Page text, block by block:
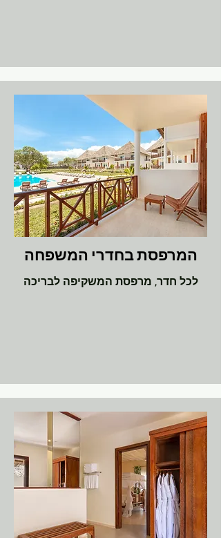
המרפסת בחדרי המשפחה
לכל חדר, מרפסת המשקיפה לבריכה